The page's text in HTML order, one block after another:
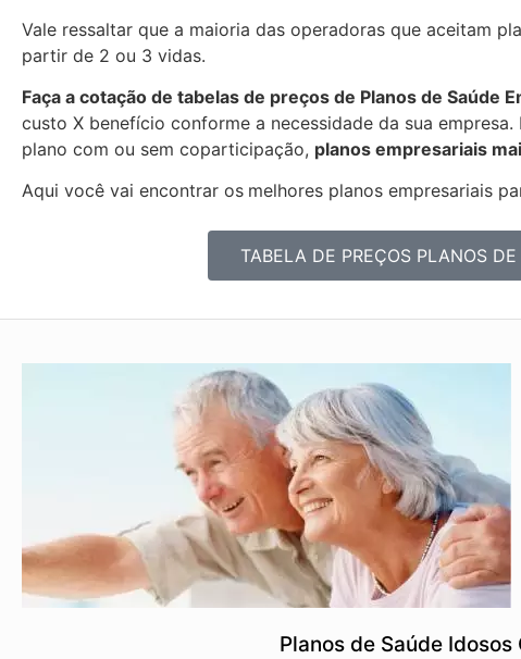
Vale ressaltar que a maioria das operadoras que aceitam
partir de 2 ou 3 vidas.
Faça a cotação de tabelas de preços de Planos de Saúde
custo X benefício conforme a necessidade da sua
plano com ou sem coparticipação, planos empresariais
Aqui você vai encontrar os melhores planos empresariais
TABELA DE PREÇOS PLANOS
Planos de Saúde